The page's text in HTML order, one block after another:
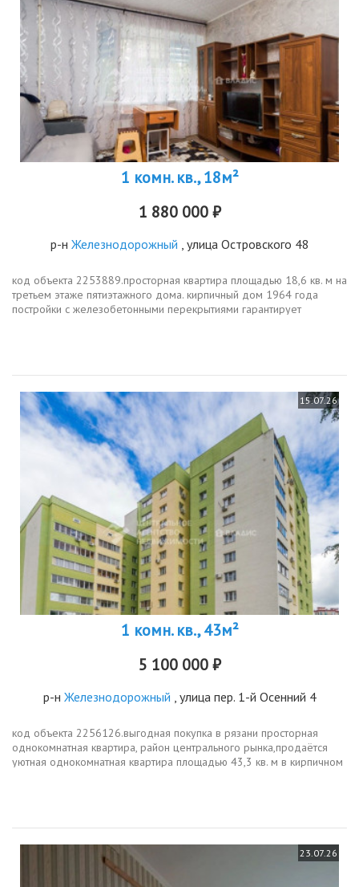
1 комн. кв., 18м²
1 880 000 ₽
р-н Железнодорожный , улица Островского 48
код объекта 2253889.просторная квартира площадью 18,6 кв. м на
третьем этаже пятиэтажного дома. кирпичный дом 1964 года
постройки с железобетонными перекрытиями гарантирует
15.07.26
1 комн. кв., 43м²
5 100 000 ₽
р-н Железнодорожный , улица пер. 1-й Осенний 4
код объекта 2256126.выгодная покупка в рязани просторная
однокомнатная квартира, район центрального рынка,продаётся
уютная однокомнатная квартира площадью 43,3 кв. м в кирпичном
23.07.26